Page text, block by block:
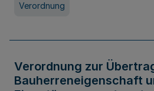
Verordnung
Verordnung zur
Bauherreneigenschaft